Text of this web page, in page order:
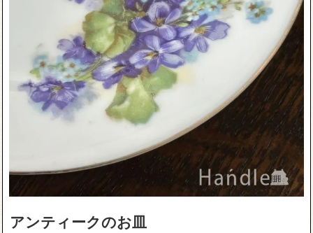
アンティークのお皿